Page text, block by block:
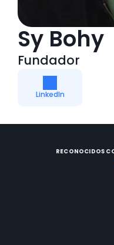
Sy Bohy
Fundador
LinkedIn
RECONOCIDOS